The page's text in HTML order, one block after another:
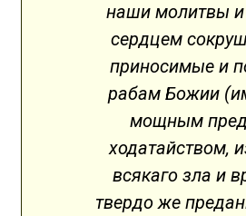
наши молитвы
сердцем
приносимые и
рабам Божии
мощным
ходатайством,
всякаго зла и
твердо же